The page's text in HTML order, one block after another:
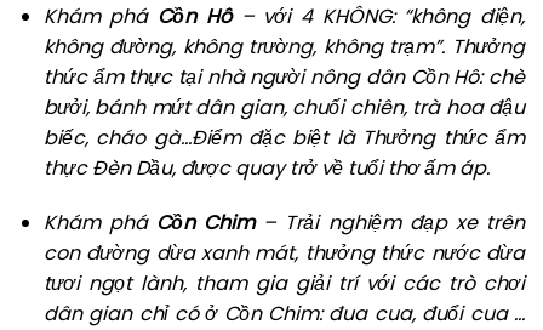
Khám phá Cồn Hô– với 4 KHÔNG: “không điện,
không đường, không trường, không trạm”. Thưởng
thức ẩm thực tại nhà người nông dân Cồn Hô: chè
bưởi, bánh mứt dân gian, chuối chiên, trà hoa đậu
biếc, cháo gà…Điểm đặc biệt là Thưởng thức ẩm
thực Đèn Dầu, được quay trở về tuổi thơ ấm áp.
Khám phá Cồn Chim– Trải nghiệm đạp xe trên
con đường dừa xanh mát, thưởng thức nước dừa
tươi ngọt lành, tham gia giải trí với các trò chơi
dân gian chỉ có ở Cồn Chim: đua cua, đuổi cua …